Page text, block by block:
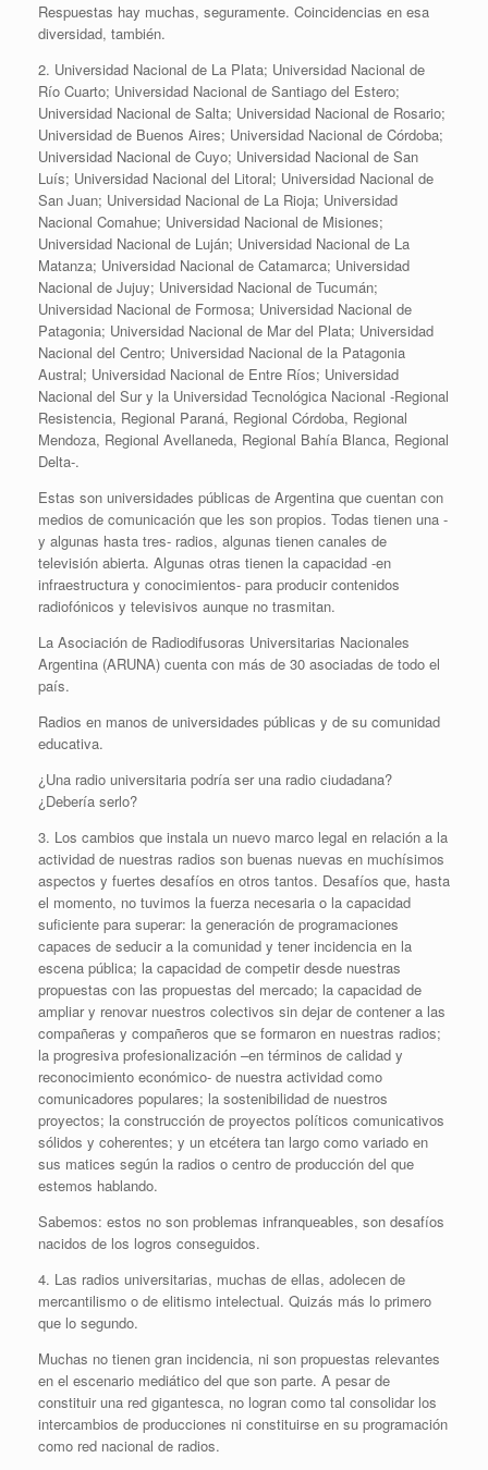
Respuestas hay muchas, seguramente. Coincidencias en esa
diversidad, también.
2. Universidad Nacional de La Plata; Universidad Nacional de
Río Cuarto; Universidad Nacional de Santiago del Estero;
Universidad Nacional de Salta; Universidad Nacional de Rosario;
Universidad de Buenos Aires; Universidad Nacional de Córdoba;
Universidad Nacional de Cuyo; Universidad Nacional de San
Luís; Universidad Nacional del Litoral; Universidad Nacional de
San Juan; Universidad Nacional de La Rioja; Universidad
Nacional Comahue; Universidad Nacional de Misiones;
Universidad Nacional de Luján; Universidad Nacional de La
Matanza; Universidad Nacional de Catamarca; Universidad
Nacional de Jujuy; Universidad Nacional de Tucumán;
Universidad Nacional de Formosa; Universidad Nacional de
Patagonia; Universidad Nacional de Mar del Plata; Universidad
Nacional del Centro; Universidad Nacional de la Patagonia
Austral; Universidad Nacional de Entre Ríos; Universidad
Nacional del Sur y la Universidad Tecnológica Nacional -Regional
Resistencia, Regional Paraná, Regional Córdoba, Regional
Mendoza, Regional Avellaneda, Regional Bahía Blanca, Regional
Delta-.
Estas son universidades públicas de Argentina que cuentan con
medios de comunicación que les son propios. Todas tienen una -
y algunas hasta tres- radios, algunas tienen canales de
televisión abierta. Algunas otras tienen la capacidad -en
infraestructura y conocimientos- para producir contenidos
radiofónicos y televisivos aunque no trasmitan.
La Asociación de Radiodifusoras Universitarias Nacionales
Argentina (ARUNA) cuenta con más de 30 asociadas de todo el
país.
Radios en manos de universidades públicas y de su comunidad
educativa.
¿Una radio universitaria podría ser una radio ciudadana?
¿Debería serlo?
3. Los cambios que instala un nuevo marco legal en relación a la
actividad de nuestras radios son buenas nuevas en muchísimos
aspectos y fuertes desafíos en otros tantos. Desafíos que, hasta
el momento, no tuvimos la fuerza necesaria o la capacidad
suficiente para superar: la generación de programaciones
capaces de seducir a la comunidad y tener incidencia en la
escena pública; la capacidad de competir desde nuestras
propuestas con las propuestas del mercado; la capacidad de
ampliar y renovar nuestros colectivos sin dejar de contener a las
compañeras y compañeros que se formaron en nuestras radios;
la progresiva profesionalización –en términos de calidad y
reconocimiento económico- de nuestra actividad como
comunicadores populares; la sostenibilidad de nuestros
proyectos; la construcción de proyectos políticos comunicativos
sólidos y coherentes; y un etcétera tan largo como variado en
sus matices según la radios o centro de producción del que
estemos hablando.
Sabemos: estos no son problemas infranqueables, son desafíos
nacidos de los logros conseguidos.
4. Las radios universitarias, muchas de ellas, adolecen de
mercantilismo o de elitismo intelectual. Quizás más lo primero
que lo segundo.
Muchas no tienen gran incidencia, ni son propuestas relevantes
en el escenario mediático del que son parte. A pesar de
constituir una red gigantesca, no logran como tal consolidar los
intercambios de producciones ni constituirse en su programación
como red nacional de radios.